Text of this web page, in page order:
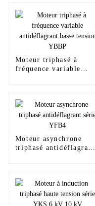
Moteur triphasé à
fréquence variable
Moteur asynchrone
triphasé antidéflagrant